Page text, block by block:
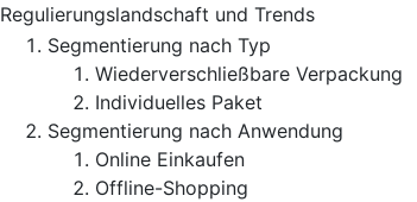
Regulierungslandschaft und Trends
Segmentierung nach Typ
Wiederverschließbare Verpackung
Individuelles Paket
Segmentierung nach Anwendung
Online Einkaufen
Offline-Shopping